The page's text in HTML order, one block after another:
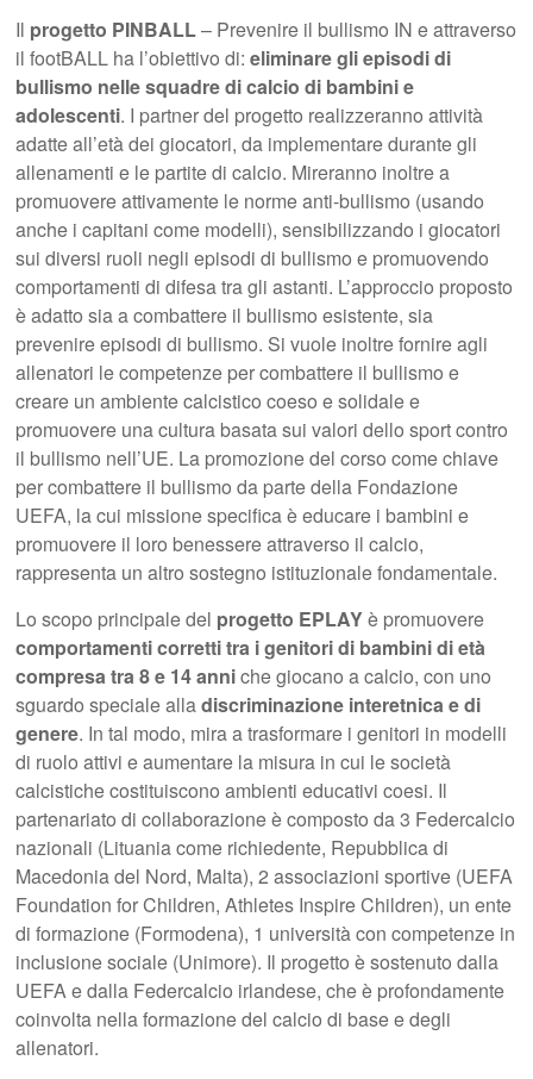
Il progetto PINBALL– Prevenire il bullismo IN e attraverso
il footBALL ha l’obiettivo di:eliminare gli episodi di
bullismo nelle squadre di calcio di bambini e
adolescenti. I partner del progetto realizzeranno attività
adatte all’età dei giocatori, da implementare durante gli
allenamenti e le partite di calcio. Mireranno inoltre a
promuovere attivamente le norme anti-bullismo (usando
anche i capitani come modelli), sensibilizzando i giocatori
sui diversi ruoli negli episodi di bullismo e promuovendo
comportamenti di difesa tra gli astanti. L’approccio proposto
è adatto sia a combattere il bullismo esistente, sia
prevenire episodi di bullismo. Si vuole inoltre fornire agli
allenatori le competenze per combattere il bullismo e
creare un ambiente calcistico coeso e solidale e
promuovere una cultura basata sui valori dello sport contro
il bullismo nell’UE. La promozione del corso come chiave
per combattere il bullismo da parte della Fondazione
UEFA, la cui missione specifica è educare i bambini e
promuovere il loro benessere attraverso il calcio,
rappresenta un altro sostegno istituzionale fondamentale.
Lo scopo principale del progetto EPLAYè promuovere
comportamenti corretti tra i genitori di bambini di età
compresa tra 8 e 14 anniche giocano a calcio, con uno
sguardo speciale alladiscriminazione interetnica e di
genere. In tal modo, mira a trasformare i genitori in modelli
di ruolo attivi e aumentare la misura in cui le società
calcistiche costituiscono ambienti educativi coesi. Il
partenariato di collaborazione è composto da 3 Federcalcio
nazionali (Lituania come richiedente, Repubblica di
Macedonia del Nord, Malta), 2 associazioni sportive (UEFA
Foundation for Children, Athletes Inspire Children), un ente
di formazione (Formodena), 1 università con competenze in
inclusione sociale (Unimore). Il progetto è sostenuto dalla
UEFA e dalla Federcalcio irlandese, che è profondamente
coinvolta nella formazione del calcio di base e degli
allenatori.